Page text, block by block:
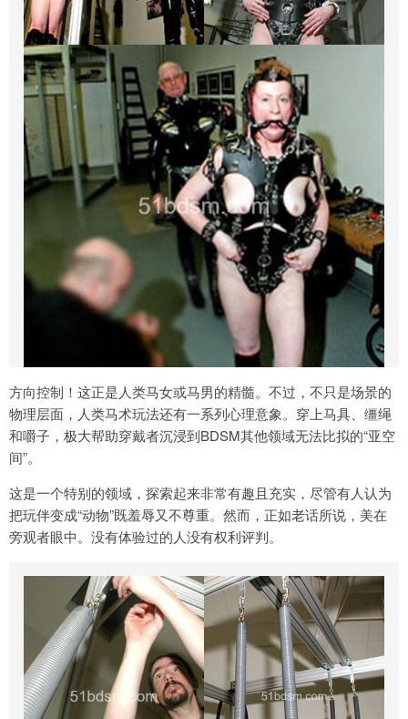
方向控制！这正是人类马女或马男的精髓。不过，不只是场景的
物理层面，人类马术玩法还有一系列心理意象。穿上马具、缰绳
和嚼子，极大帮助穿戴者沉浸到BDSM其他领域无法比拟的“亚空
间”。
这是一个特别的领域，探索起来非常有趣且充实，尽管有人认为
把玩伴变成“动物”既羞辱又不尊重。然而，正如老话所说，美在
旁观者眼中。没有体验过的人没有权利评判。